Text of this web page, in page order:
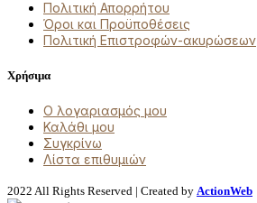
Πολιτική Απορρήτου
Όροι και Προϋποθέσεις
Πολιτική Επιστροφών-ακυρώσεων
Χρήσιμα
Ο λογαριασμός μου
Καλάθι μου
Συγκρίνω
Λίστα επιθυμιών
2022 All Rights Reserved | Created by ActionWeb